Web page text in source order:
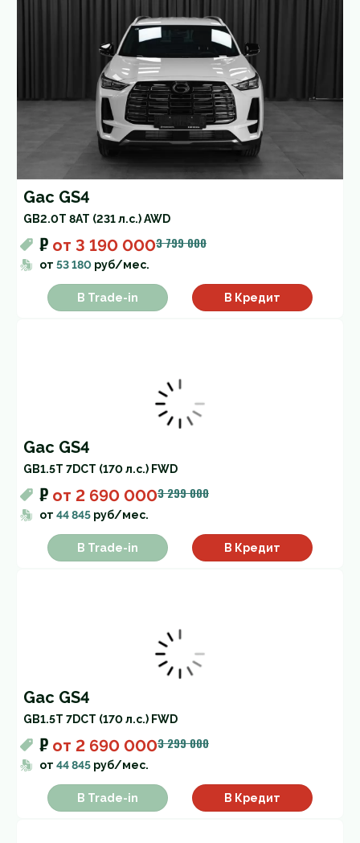
Gac GS4
GB2.0T 8AT (231 л.с.) AWD
₽ от 3 190 0003 799 000
от 53 180 руб/мес.
В Trade-in В Кредит
Gac GS4
GB1.5T 7DCT (170 л.с.) FWD
₽ от 2 690 0003 299 000
от 44 845 руб/мес.
В Trade-in В Кредит
Gac GS4
GB1.5T 7DCT (170 л.с.) FWD
₽ от 2 690 0003 299 000
от 44 845 руб/мес.
В Trade-in В Кредит